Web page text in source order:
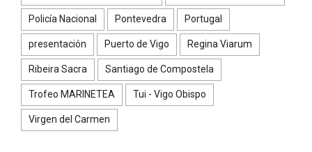
Policía Nacional Pontevedra Portugal
presentación Puerto de Vigo Regina Viarum
Ribeira Sacra Santiago de Compostela
Trofeo MARINETEA Tui - Vigo Obispo
Virgen del Carmen